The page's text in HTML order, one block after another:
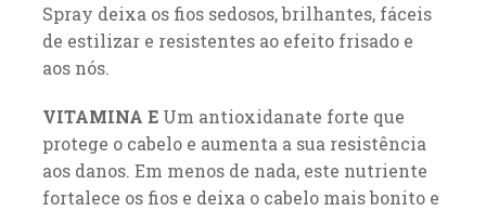
Spray deixa os fios sedosos, brilhantes, fáceis
de estilizar e resistentes ao efeito frisado e
aos nós.
VITAMINA E Um antioxidanate forte que
protege o cabelo e aumenta a sua resistência
aos danos. Em menos de nada, este nutriente
fortalece os fios e deixa o cabelo mais bonito e